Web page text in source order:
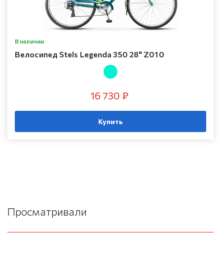
В наличии
Велосипед Stels Legenda 350 28" Z010
16 730 ₽
Купить
Просматривали